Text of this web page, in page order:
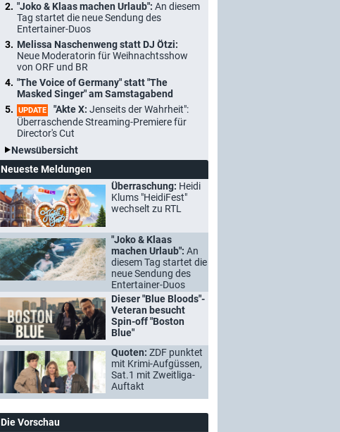
"Joko & Klaas machen Urlaub": An diesem
Tag startet die neue Sendung des
Entertainer-Duos
Melissa Naschenweng statt DJ Ötzi:
Neue Moderatorin für Weihnachtsshow
von ORF und BR
"The Voice of Germany" statt "The
Masked Singer" am Samstagabend
UPDATE "Akte X: Jenseits der Wahrheit":
Überraschende Streaming-Premiere für
Director's Cut
Newsübersicht
Neueste Meldungen
Überraschung: Heidi
Klums "HeidiFest"
wechselt zu RTL
"Joko & Klaas
machen Urlaub": An
diesem Tag startet die
neue Sendung des
Entertainer-Duos
Dieser "Blue Bloods"-
Veteran besucht
Spin-off "Boston
Blue"
Quoten: ZDF punktet
mit Krimi-Aufgüssen,
Sat.1 mit Zweitliga-
Auftakt
Die Vorschau